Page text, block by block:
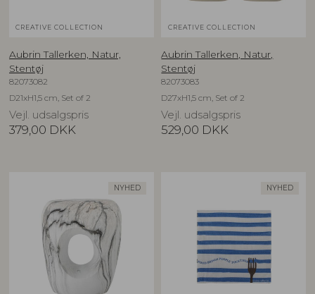
CREATIVE COLLECTION
Aubrin Tallerken, Natur,
Stentøj
82073082
D21xH1,5 cm, Set of 2
Vejl. udsalgspris
379,00 DKK
CREATIVE COLLECTION
Aubrin Tallerken, Natur,
Stentøj
82073083
D27xH1,5 cm, Set of 2
Vejl. udsalgspris
529,00 DKK
NYHED NYHED